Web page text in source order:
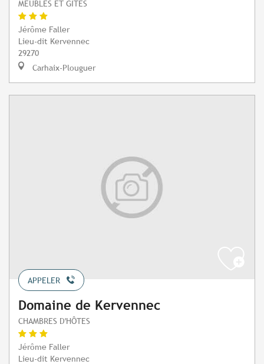
MEUBLÉS ET GÎTES
Jérôme Faller
Lieu-dit Kervennec
29270
Carhaix-Plouguer
APPELER
Domaine de Kervennec
CHAMBRES D'HÔTES
Jérôme Faller
Lieu-dit Kervennec